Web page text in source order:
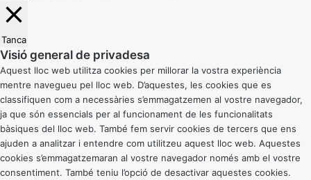
Tanca
Visió general de privadesa
Aquest lloc web utilitza cookies per millorar la vostra experiència
mentre navegueu pel lloc web. D’aquestes, les cookies que es
classifiquen com a necessàries s’emmagatzemen al vostre navegador,
ja que són essencials per al funcionament de les funcionalitats
bàsiques del lloc web. També fem servir cookies de tercers que ens
ajuden a analitzar i entendre com utilitzeu aquest lloc web. Aquestes
cookies s’emmagatzemaran al vostre navegador només amb el vostre
consentiment. També teniu l’opció de desactivar aquestes cookies.